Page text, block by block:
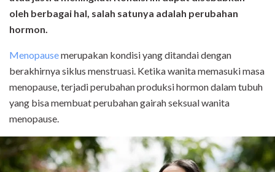
oleh berbagai hal, salah satunya adalah perubahan
hormon.
Menopausemerupakan kondisi yang ditandai dengan
berakhirnya siklus menstruasi. Ketika wanita memasuki masa
menopause, terjadi perubahan produksi hormon dalam tubuh
yang bisa membuat perubahan gairah seksual wanita
menopause.